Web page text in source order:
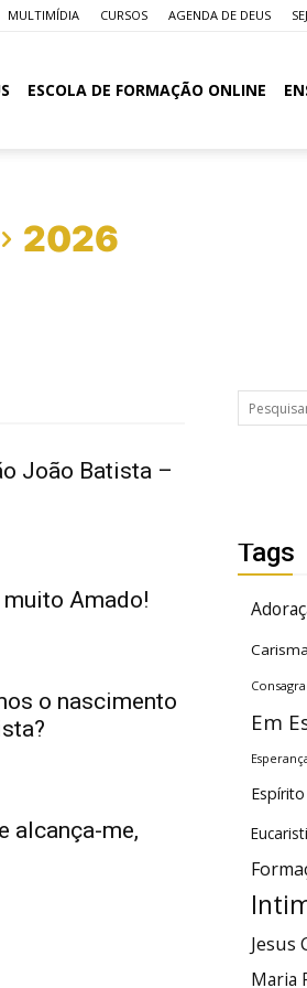
MULTIMÍDIA CURSOS AGENDA DE DEUS
ESCOLA DE FORMAÇÃO ONLINE
2026
João Batista –
Amado!
o nascimento
alcança-me,
Tags
Carisma
Em
Jesus
Maria